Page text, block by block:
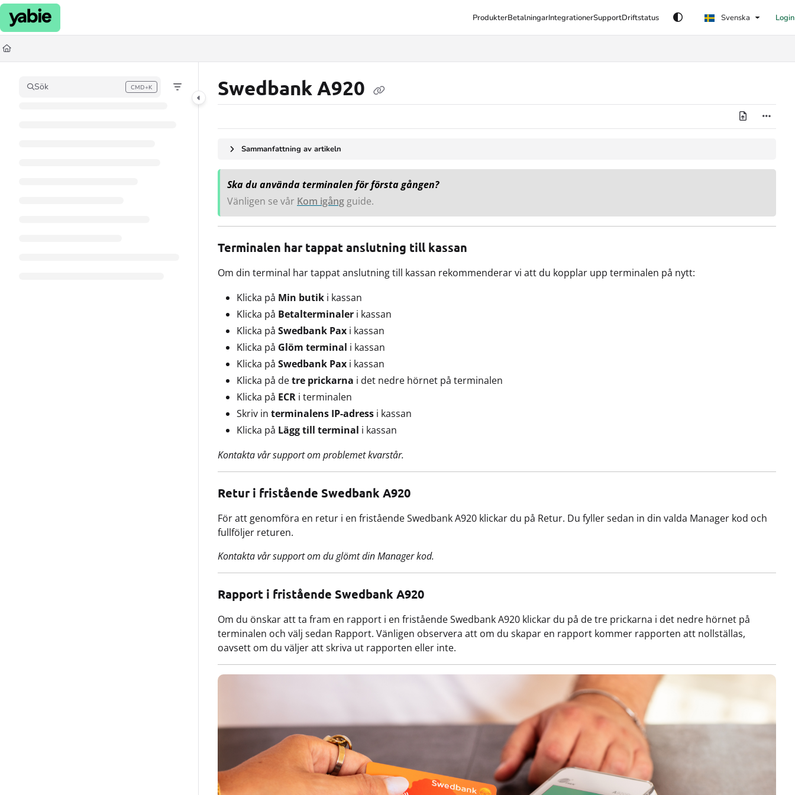
Documentation Index
Fetch the complete documentation index at:
Use this file to discover all available pages before exploring further.
ProdukterBetalningarIntegrationerSupportDriftstatus Svenska Login
Sök CMD+K
Press CMD+K to open search Swedbank A920
Sammanfattning av artikeln
Ska du använda terminalen för första gången?
Vänligen se vår Kom igångguide.
Terminalen har tappat anslutning till kassan
Om din terminal har tappat anslutning till kassan rekommenderar vi att du kopplar upp terminalen på nytt:
Klicka på Min butik i kassan
Klicka på Betalterminaler i kassan
Klicka på Swedbank Pax i kassan
Klicka på Glöm terminal i kassan
Klicka på Swedbank Pax i kassan
Klicka på detre prickarna i det nedre hörnet på terminalen
Klicka på ECR i terminalen
Skriv in terminalens IP-adress i kassan
Klicka på Lägg till terminal i kassan
Kontakta vår support om problemet kvarstår.
Retur i fristående Swedbank A920
För att genomföra en retur i en fristående Swedbank A920 klickar du på Retur. Du fyller sedan in din valda Manager kod och
fullföljer returen.
Kontakta vår support om du glömt din Manager kod.
Rapport i fristående Swedbank A920
Om du önskar att ta fram en rapport i en fristående Swedbank A920 klickar du på de tre prickarna i det nedre hörnet på
terminalen och välj sedan Rapport. Vänligen observera att om du skapar en rapport kommer rapporten att nollställas,
oavsett om du väljer att skriva ut rapporten eller inte.